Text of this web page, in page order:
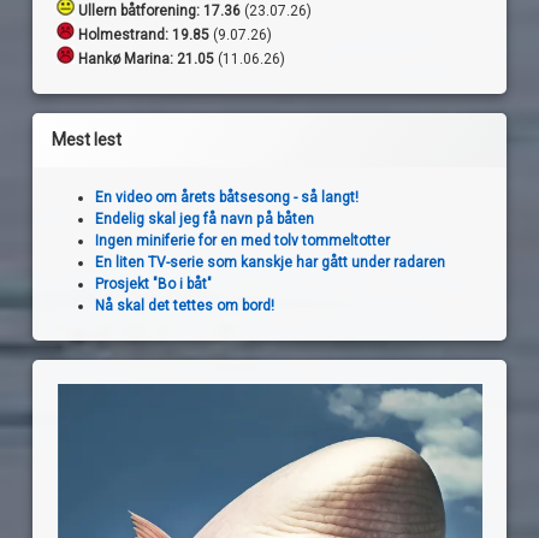
Ullern båtforening: 17.36 (23.07.26)
Holmestrand: 19.85 (9.07.26)
Hankø Marina: 21.05 (11.06.26)
Mest lest
En video om årets båtsesong - så langt!
Endelig skal jeg få navn på båten
Ingen miniferie for en med tolv tommeltotter
En liten TV-serie som kanskje har gått under radaren
Prosjekt "Bo i båt"
Nå skal det tettes om bord!